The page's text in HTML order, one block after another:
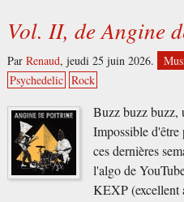
Vol. II, de Angine
Par Renaud, jeudi 25 juin 2026.
Psychedelic Rock
Buzz buzz buzz,
Impossible d'être
ces dernières
l'algo de
KEXP (excellent